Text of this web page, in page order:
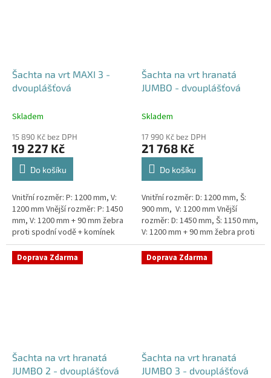
Šachta na vrt MAXI 3 -
dvouplášťová
Skladem
15 890 Kč bez DPH
19 227 Kč
Do košíku
Vnitřní rozměr: P: 1200 mm, V:
1200 mm Vnější rozměr: P: 1450
mm, V: 1200 mm + 90 mm žebra
proti spodní vodě + komínek
Dvouplášťová vodoměrná šachta
- vhodná do míst...
Šachta na vrt hranatá
JUMBO - dvouplášťová
Skladem
17 990 Kč bez DPH
21 768 Kč
Do košíku
Vnitřní rozměr: D: 1200 mm, Š:
900 mm, V: 1200 mm Vnější
rozměr: D: 1450 mm, Š: 1150 mm,
V: 1200 mm + 90 mm žebra proti
spodní vodě + komínek
Dvouplášťová...
Doprava Zdarma
Šachta na vrt hranatá
JUMBO 2 - dvouplášťová
Doprava Zdarma
Šachta na vrt hranatá
JUMBO 3 - dvouplášťová